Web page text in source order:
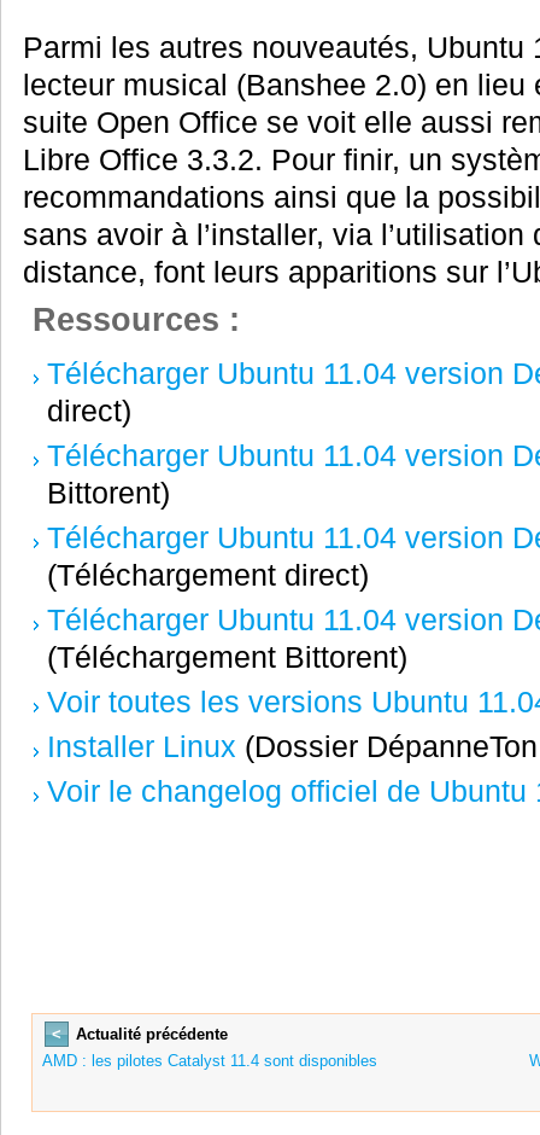
Parmi les autres nouveautés, Ubuntu
lecteur musical (Banshee 2.0) en lieu
suite Open Office se voit elle aussi
Libre Office 3.3.2. Pour finir, un
recommandations ainsi que la
sans avoir à l’installer, via
distance, font leurs apparitions sur
Ressources :
Télécharger Ubuntu 11.04 version
direct)
Télécharger Ubuntu 11.04 version
Bittorent)
Télécharger Ubuntu 11.04 version
(Téléchargement direct)
Télécharger Ubuntu 11.04 version
(Téléchargement Bittorent)
Voir toutes les versions Ubuntu
Installer Linux (Dossier
Voir le changelog officiel de Ubuntu
<
Actualité précédente
AMD : les pilotes Catalyst 11.4 sont disponibles